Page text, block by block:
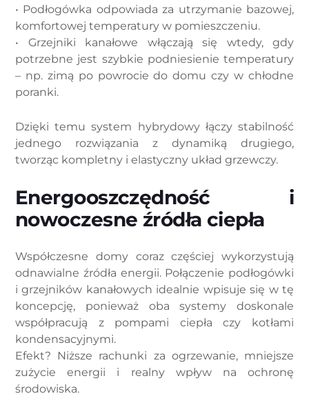
• Podłogówka odpowiada za utrzymanie bazowej,
komfortowej temperatury w pomieszczeniu.
• Grzejniki kanałowe włączają się wtedy, gdy
potrzebne jest szybkie podniesienie temperatury
– np. zimą po powrocie do domu czy w chłodne
poranki.
Dzięki temu system hybrydowy łączy stabilność
jednego rozwiązania z dynamiką drugiego,
tworząc kompletny i elastyczny układ grzewczy.
Energooszczędność i
nowoczesne źródła ciepła
Współczesne domy coraz częściej wykorzystują
odnawialne źródła energii. Połączenie podłogówki
i grzejników kanałowych idealnie wpisuje się w tę
koncepcję, ponieważ oba systemy doskonale
współpracują z pompami ciepła czy kotłami
kondensacyjnymi.
Efekt? Niższe rachunki za ogrzewanie, mniejsze
zużycie energii i realny wpływ na ochronę
środowiska.